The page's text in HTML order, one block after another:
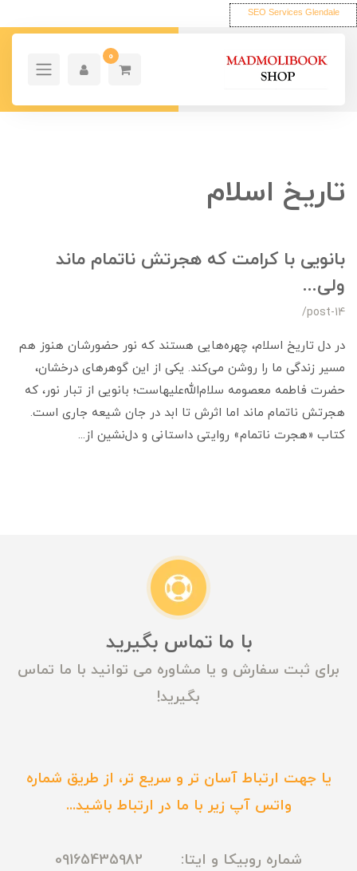
SEO Services Glendale
0
تاریخ اسلام
بانویی با کرامت که هجرتش ناتمام ماند
ولی...
/post-14
در دل تاریخ اسلام، چهره‌هایی هستند که نور حضورشان هنوز هم
مسیر زندگی ما را روشن می‌کند. یکی از این گوهرهای درخشان،
حضرت فاطمه معصومه سلام‌الله‌علیهاست؛ بانویی از تبار نور، که
هجرتش ناتمام ماند اما اثرش تا ابد در جان شیعه جاری است.
کتاب «هجرت ناتمام» روایتی داستانی و دل‌نشین از...
با ما تماس بگیرید
برای ثبت سفارش و یا مشاوره می توانید با ما تماس
بگیرید!
یا جهت ارتباط آسان تر و سریع تر، از طریق شماره
واتس آپ زیر با ما در ارتباط باشید...
شماره روبیکا و ایتا: 09165435982